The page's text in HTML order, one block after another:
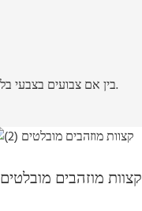
בין אם צבועים בצבעי בלוק, מצופים בזהב בנייר כסף מתכתי צבעוני, או מותאמים אישית עם דוגמה לבחירתכם, טכניקות מרגשות אלו יכולות להעלות כל ספר ליצירת אמנות.
קצוות מוזהבים מובלטים